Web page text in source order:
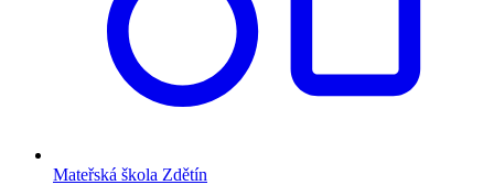
Mateřská škola Zdětín